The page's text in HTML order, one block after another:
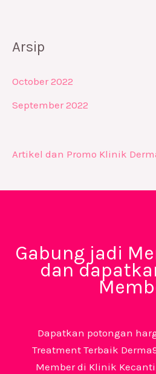
Arsip
October 2022
September 2022
Artikel dan Promo Klinik
Gabung jadi
dan
Dapatkan potongan
Treatment Terbaik
Member di Klinik